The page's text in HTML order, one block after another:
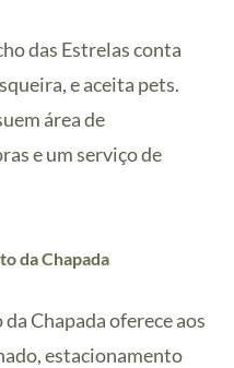
das Estrelas conta
e aceita pets.
área de
e um serviço de
da Chapada
Chapada oferece aos
estacionamento